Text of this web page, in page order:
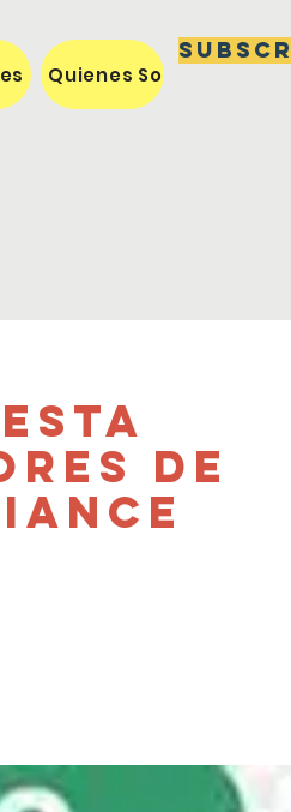
Quienes Somos / Our
de